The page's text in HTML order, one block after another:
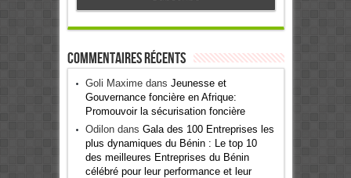
Commentaires récents
Goli Maximedans Jeunesse et
Gouvernance foncière en Afrique:
Promouvoir la sécurisation foncière
Odilondans Gala des 100 Entreprises les
plus dynamiques du Bénin : Le top 10
des meilleures Entreprises du Bénin
célébré pour leur performance et leur